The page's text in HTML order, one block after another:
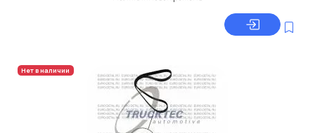
Нет в наличии